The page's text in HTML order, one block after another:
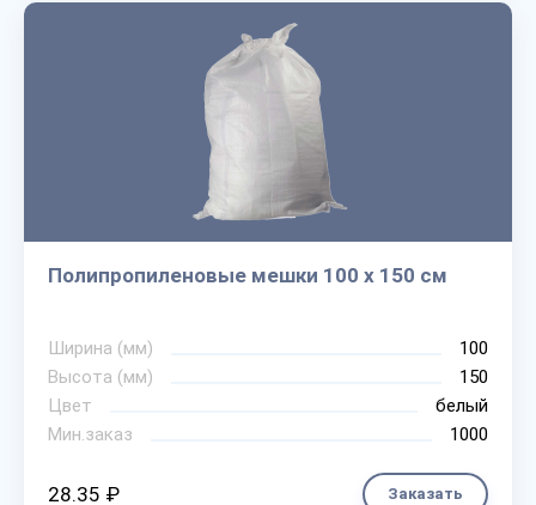
Полипропиленовые мешки 100 х 150 см
Ширина (мм)
100
Высота (мм)
150
Цвет
белый
Мин.заказ
1000
28.35 ₽ Заказать